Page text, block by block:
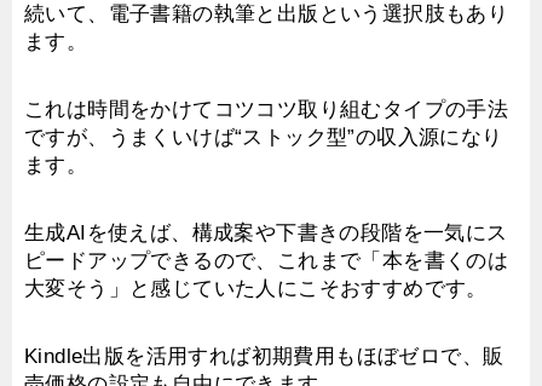
続いて、電子書籍の執筆と出版という選択肢もあり
ます。
これは時間をかけてコツコツ取り組むタイプの手法
ですが、うまくいけば“ストック型”の収入源になり
ます。
生成AIを使えば、構成案や下書きの段階を一気にス
ピードアップできるので、これまで「本を書くのは
大変そう」と感じていた人にこそおすすめです。
Kindle出版を活用すれば初期費用もほぼゼロで、販